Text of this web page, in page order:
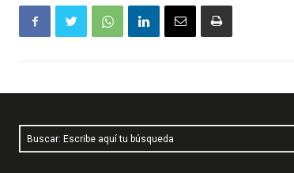
Buscar: Escribe aquí tu búsqueda